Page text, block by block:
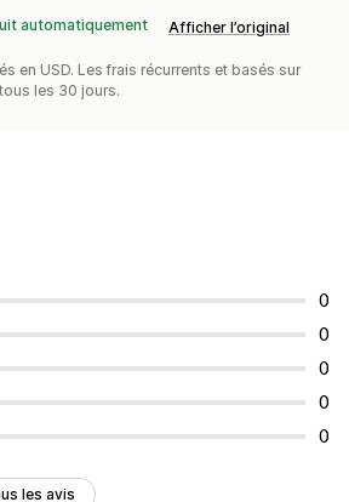
automatiquement Afficher l’original
en USD. Les frais récurrents et basés sur
les 30 jours.
0
0
0
0
0
les avis